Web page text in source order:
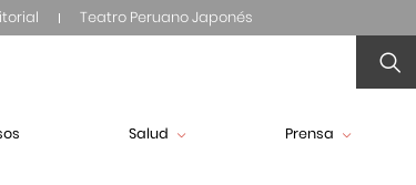
Teatro Peruano Japonés
Salud Prensa